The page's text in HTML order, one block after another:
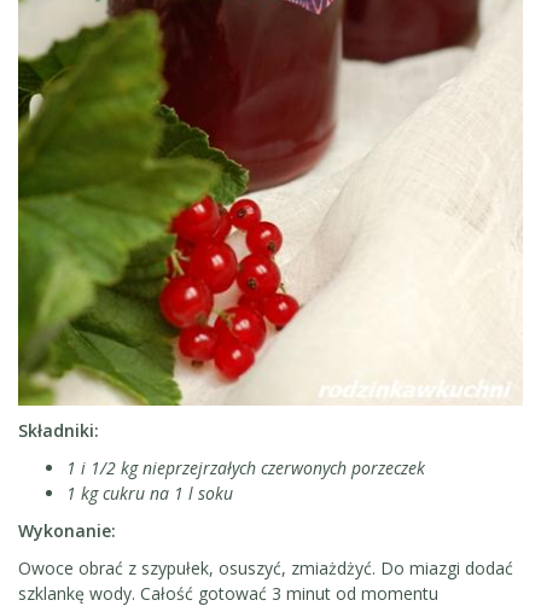
Składniki:
1 i 1/2 kg nieprzejrzałych czerwonych porzeczek
1 kg cukru na 1 l soku
Wykonanie:
Owoce obrać z szypułek, osuszyć, zmiażdżyć. Do miazgi dodać
szklankę wody. Całość gotować 3 minut od momentu